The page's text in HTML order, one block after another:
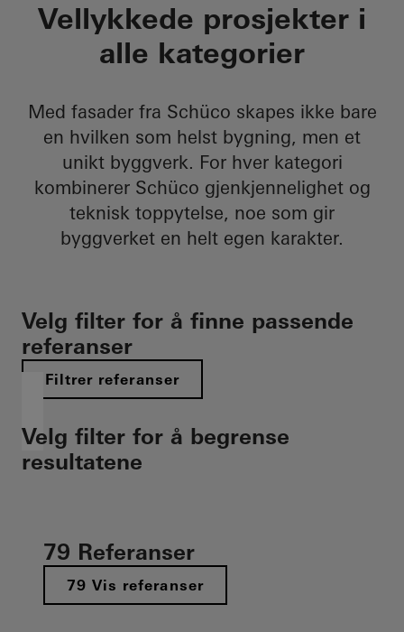
Vellykkede prosjekter i
alle kategorier​
Med fasader fra Schüco skapes ikke bare
en hvilken som helst bygning, men et
unikt byggverk. For hver kategori
kombinerer Schüco gjenkjennelighet og
teknisk toppytelse, noe som gir
byggverket en helt egen karakter.​
Velg filter for å finne passende
referanser
Filtrer referanser
Velg filter for å begrense
resultatene
79 Referanser
79 Vis referanser